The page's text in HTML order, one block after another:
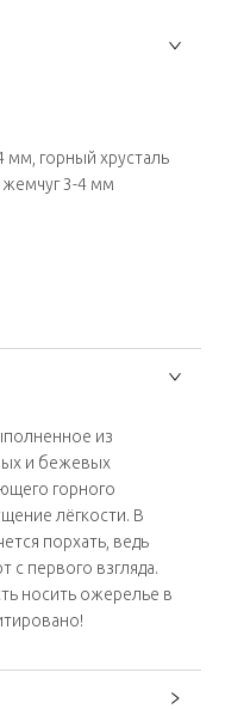
мм, горный хрусталь
3-4 мм
из
и бежевых
горного
лёгкости. В
порхать, ведь
первого взгляда.
носить ожерелье в